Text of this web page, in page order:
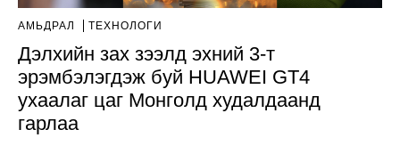
АМЬДРАЛ ТЕХНОЛОГИ
Дэлхийн зах зээлд эхний 3-т
эрэмбэлэгдэж буй HUAWEI GT4
ухаалаг цаг Монголд худалдаанд
гарлаа